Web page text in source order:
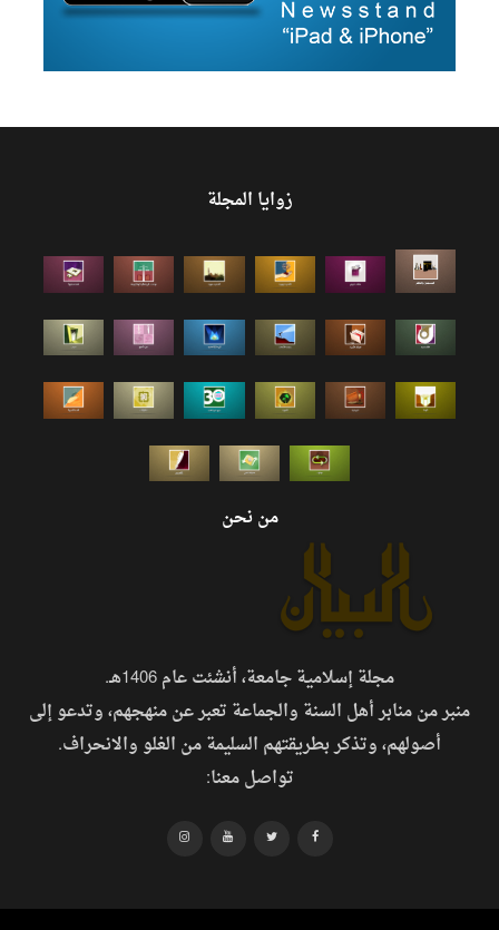
زوايا المجلة
من نحن
مجلة إسلامية جامعة، أنشئت عام 1406هـ.
منبر من منابر أهل السنة والجماعة تعبر عن منهجهم، وتدعو إلى
أصولهم، وتذكر بطريقتهم السليمة من الغلو والانحراف.
تواصل معنا: